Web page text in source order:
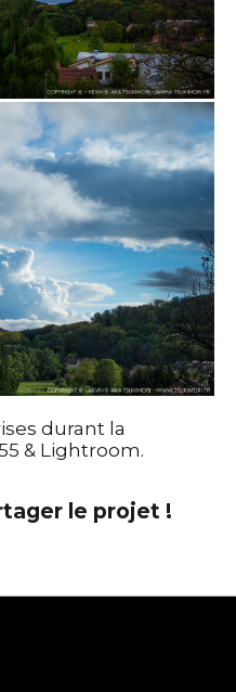
durant la
& Lightroom.
le projet !